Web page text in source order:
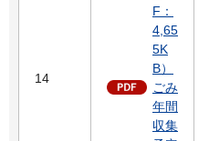
14
F：
4,65
5K
B）
ごみ
年間
収集